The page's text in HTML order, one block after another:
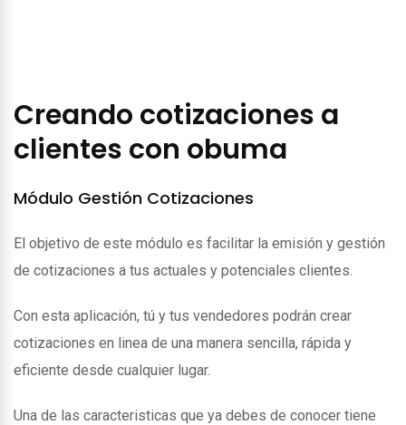
Creando cotizaciones a
clientes con obuma
Módulo Gestión Cotizaciones
El objetivo de este módulo es facilitar la emisión y gestión
de cotizaciones a tus actuales y potenciales clientes.
Con esta aplicación, tú y tus vendedores podrán crear
cotizaciones en linea de una manera sencilla, rápida y
eficiente desde cualquier lugar.
Una de las caracteristicas que ya debes de conocer tiene